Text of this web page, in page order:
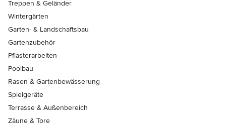
Treppen & Geländer
Wintergärten
Garten- & Landschaftsbau
Gartenzubehör
Pflasterarbeiten
Poolbau
Rasen & Gartenbewässerung
Spielgeräte
Terrasse & Außenbereich
Zäune & Tore